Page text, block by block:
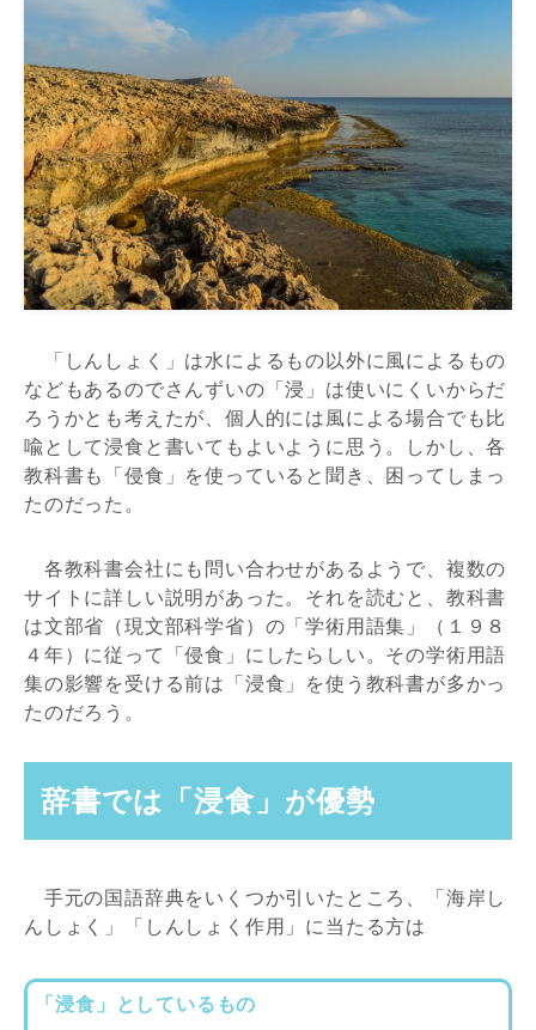
「しんしょく」は水によるもの以外に風によるもの
などもあるのでさんずいの「浸」は使いにくいからだ
ろうかとも考えたが、個人的には風による場合でも比
喩として浸食と書いてもよいように思う。しかし、各
教科書も「侵食」を使っていると聞き、困ってしまっ
たのだった。
各教科書会社にも問い合わせがあるようで、複数の
サイトに詳しい説明があった。それを読むと、教科書
は文部省（現文部科学省）の「学術用語集」（１９８
４年）に従って「侵食」にしたらしい。その学術用語
集の影響を受ける前は「浸食」を使う教科書が多かっ
たのだろう。
辞書では「浸食」が優勢
手元の国語辞典をいくつか引いたところ、「海岸し
んしょく」「しんしょく作用」に当たる方は
「浸食」としているもの